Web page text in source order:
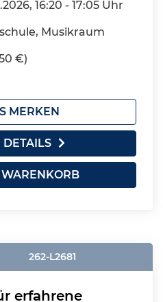
16:20 - 17:05 Uhr
Musikraum
€)
MERKEN
DETAILS
262-L2681
erfahrene